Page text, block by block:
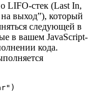
LIFO-стек (Last In,
выход”), который
следующей в
в вашем JavaScript-
кода.